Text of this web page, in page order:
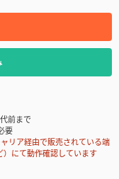
前まで
要
リア経由で販売されている端
）にて動作確認しています